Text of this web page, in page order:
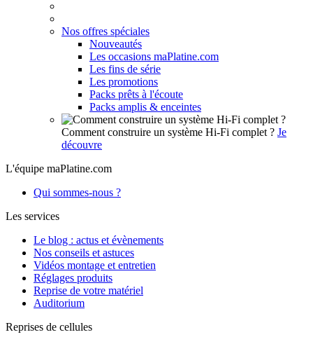
Nos offres spéciales
Nouveautés
Les occasions maPlatine.com
Les fins de série
Les promotions
Packs prêts à l'écoute
Packs amplis & enceintes
Comment construire un système Hi-Fi complet ? Je
découvre
L'équipe maPlatine.com
Qui sommes-nous ?
Les services
Le blog : actus et évènements
Nos conseils et astuces
Vidéos montage et entretien
Réglages produits
Reprise de votre matériel
Auditorium
Reprises de cellules